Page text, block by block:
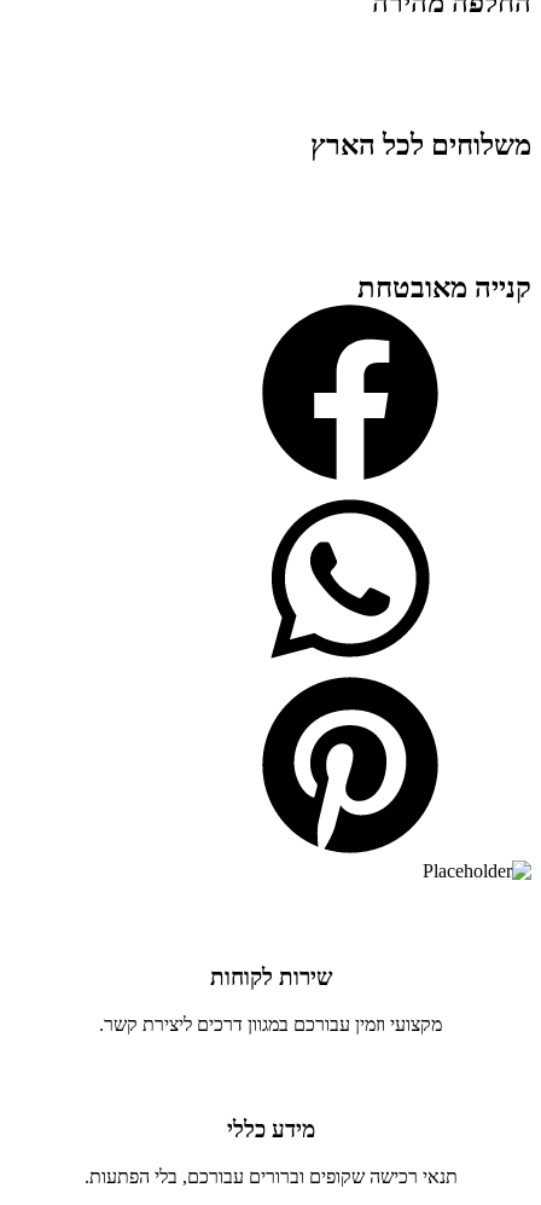
משלוחים לכל הארץ
קנייה מאובטחת
שירות לקוחות
מקצועי וזמין עבורכם במגוון דרכים ליצירת קשר.
מידע כללי
תנאי רכישה שקופים וברורים עבורכם, בלי הפתעות.